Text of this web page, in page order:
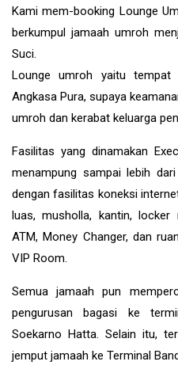
Kami mem-booking Lounge
berkumpul jamaah umroh
Suci.
Lounge umroh yaitu tempat
Angkasa Pura, supaya
umroh dan kerabat keluarga
Fasilitas yang dinamakan
menampung sampai lebih
dengan fasilitas koneksi
luas, musholla, kantin,
ATM, Money Changer, dan
VIP Room.
Semua jamaah pun
pengurusan bagasi ke
Soekarno Hatta. Selain itu,
jemput jamaah ke Terminal